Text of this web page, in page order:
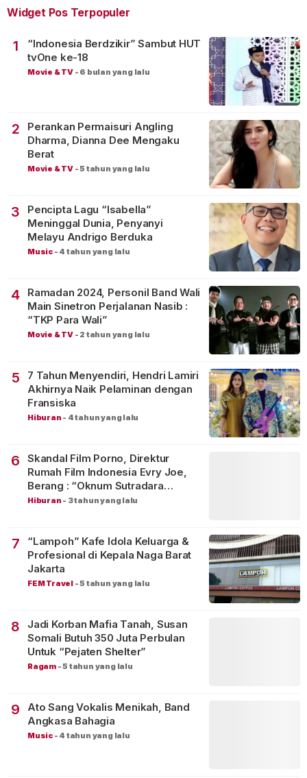
Widget Pos Terpopuler
1
“Indonesia Berdzikir” Sambut HUT
tvOne ke-18
Movie & TV - 6 bulan yang lalu
2
Perankan Permaisuri Angling
Dharma, Dianna Dee Mengaku
Berat
Movie & TV -5 tahun yang lalu
3
Pencipta Lagu “Isabella”
Meninggal Dunia, Penyanyi
Melayu Andrigo Berduka
Music - 4 tahun yang lalu
4
Ramadan 2024, Personil Band Wali
Main Sinetron Perjalanan Nasib :
“TKP Para Wali”
Movie & TV - 2 tahun yang lalu
5
7 Tahun Menyendiri, Hendri Lamiri
Akhirnya Naik Pelaminan dengan
Fransiska
Hiburan - 4 tahun yang lalu
6
Skandal Film Porno, Direktur
Rumah Film Indonesia Evry Joe,
Berang : “Oknum Sutradara
Merusak Perfilman Indonesia”!
Hiburan - 3 tahun yang lalu
7
“Lampoh” Kafe Idola Keluarga &
Profesional di Kepala Naga Barat
Jakarta
FEM Travel -5 tahun yang lalu
8
Jadi Korban Mafia Tanah, Susan
Somali Butuh 350 Juta Perbulan
Untuk “Pejaten Shelter”
Ragam -5 tahun yang lalu
9
Ato Sang Vokalis Menikah, Band
Angkasa Bahagia
Music - 4 tahun yang lalu